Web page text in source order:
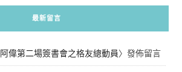
最新留言
阿偉第二場簽書會之格友總動員〉發佈留言